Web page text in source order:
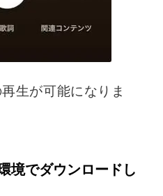
生が可能になりま
境でダウンロードし